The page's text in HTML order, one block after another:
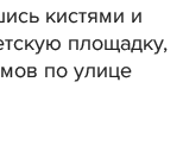
кистями и
площадку,
по улице